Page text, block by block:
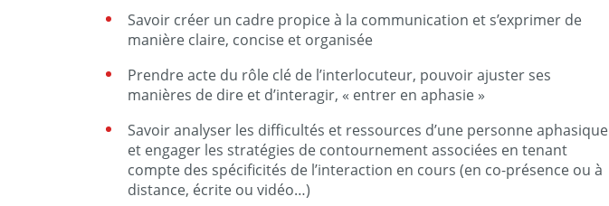
Savoir créer un cadre propice à la communication et s’exprimer de
manière claire, concise et organisée
Prendre acte du rôle clé de l’interlocuteur, pouvoir ajuster ses
manières de dire et d’interagir, « entrer en aphasie »
Savoir analyser les difficultés et ressources d’une personne aphasique
et engager les stratégies de contournement associées en tenant
compte des spécificités de l’interaction en cours (en co-présence ou à
distance, écrite ou vidéo…)